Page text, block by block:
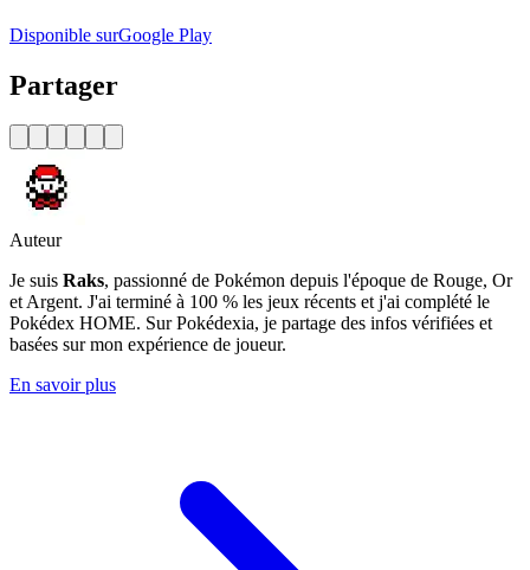
Disponible surGoogle Play
Partager
Auteur
Je suis Raks, passionné de Pokémon depuis l'époque de Rouge, Or
et Argent. J'ai terminé à 100 % les jeux récents et j'ai complété le
Pokédex HOME. Sur Pokédexia, je partage des infos vérifiées et
basées sur mon expérience de joueur.
En savoir plus